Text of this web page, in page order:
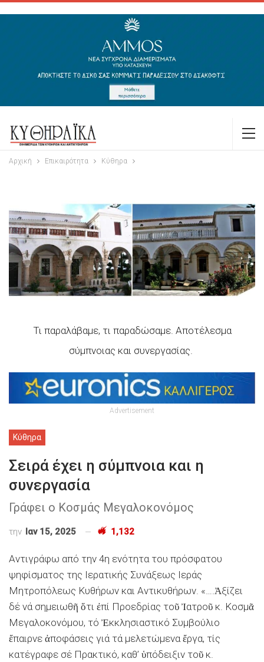
Αρχική Επικαιρότητα Κύθηρα
Τι παραλάβαμε, τι παραδώσαμε. Αποτέλεσμα
σύμπνοιας και συνεργασίας.
Advertisement
Κύθηρα
Σειρά έχει η σύμπνοια και η
συνεργασία
Γράφει ο Κοσμάς Μεγαλοκονόμος
την Ιαν 15, 2025 1,132
Αντιγράφω από την 4η ενότητα του πρόσφατου
ψηφίσματος της Ιερατικής Συνάξεως Ιεράς
Μητροπόλεως Κυθήρων και Αντικυθήρων. «….Ἀξίζει
δέ νά σημειωθῆ ὅτι ἐπί Προεδρίας τοῦ Ἰατροῦ κ. Κοσμᾶ
Μεγαλοκονόμου, τό Ἐκκλησιαστικό Συμβούλιο
ἔπαιρνε ἀποφάσεις γιά τά μελετώμενα ἔργα, τίς
κατέγραφε σέ Πρακτικό, καθ’ ὑπόδειξιν τοῦ κ.